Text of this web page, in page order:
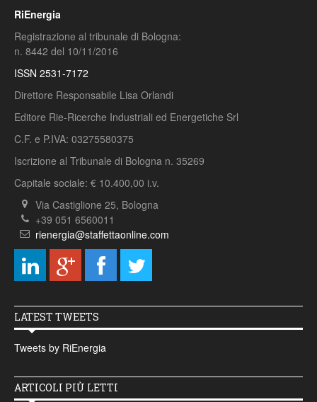
RiEnergia
Registrazione al tribunale di Bologna:
n. 8442 del 10/11/2016
ISSN 2531-7172
Direttore Responsabile Lisa Orlandi
Editore Rie-Ricerche Industriali ed Energetiche Srl
C.F. e P.IVA: 03275580375
Iscrizione al Tribunale di Bologna n. 35269
Capitale sociale: € 10.400,00 i.v.
Via Castiglione 25, Bologna
+39 051 6560011
rienergia@staffettaonline.com
LATEST TWEETS
Tweets by RiEnergia
ARTICOLI PIÙ LETTI